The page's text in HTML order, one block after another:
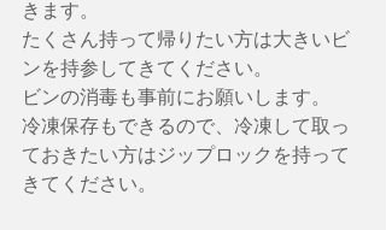
きます。
たくさん持って帰りたい方は大きいビ
ンを持参してきてください。
ビンの消毒も事前にお願いします。
冷凍保存もできるので、冷凍して取っ
ておきたい方はジップロックを持って
きてください。